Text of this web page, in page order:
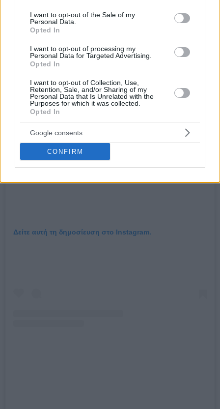
consent section.
I want to opt-out of the Sale of my
Personal Data.
Opted In
I want to opt-out of processing my
Personal Data for Targeted Advertising.
Opted In
I want to opt-out of Collection, Use,
Retention, Sale, and/or Sharing of my
Personal Data that Is Unrelated with the
Purposes for which it was collected.
Opted In
Google consents
CONFIRM
Όσο για τη φάση του αγώνα; Ο Οκέκε που το…
φορά τη διαφορά πάνω απ’ τους δέκα.
Δείτε αυτή τη δημοσίευση στο Instagram.